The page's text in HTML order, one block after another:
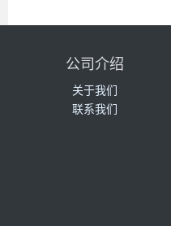
公司介绍
关于我们
联系我们